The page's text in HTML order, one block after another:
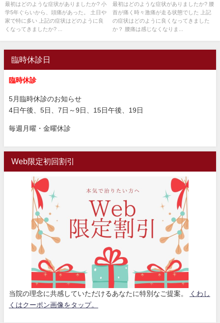
した1症例
最初はどのような症状がありましたか? 小
学5年ぐらいから、頭痛があった。 土日や
家で特に多い 上記の症状はどのように良
くなってきましたか? ...
最初はどのような症状がありましたか? 腰
首が痛く時々激痛が走る状態でした 上記
の症状はどのように良くなってきました
か？ 腰痛は感じなくなりま...
臨時休診日
臨時休診
5月臨時休診のお知らせ
4日午後、5日、7日～9日、15日午後、19日
毎週月曜・金曜休診
Web限定初回割引
当院の理念に共感していただけるあなたに特別なご提案。
くわし
くはクーポン画像をタップ。